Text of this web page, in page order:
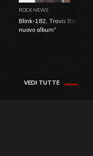
ROCK NEWS
Blink-182, Travis Barker:
nuovo album"
VEDI TUTTE